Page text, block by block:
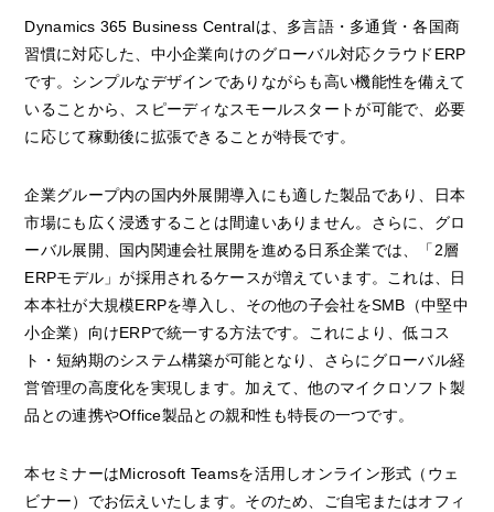
Dynamics 365 Business Centralは、多言語・多通貨・各国商
習慣に対応した、中小企業向けのグローバル対応クラウドERP
です。シンプルなデザインでありながらも高い機能性を備えて
いることから、スピーディなスモールスタートが可能で、必要
に応じて稼動後に拡張できることが特長です。
企業グループ内の国内外展開導入にも適した製品であり、日本
市場にも広く浸透することは間違いありません。さらに、グロ
ーバル展開、国内関連会社展開を進める日系企業では、「2層
ERPモデル」が採用されるケースが増えています。これは、日
本本社が大規模ERPを導入し、その他の子会社をSMB（中堅中
小企業）向けERPで統一する方法です。これにより、低コス
ト・短納期のシステム構築が可能となり、さらにグローバル経
営管理の高度化を実現します。加えて、他のマイクロソフト製
品との連携やOffice製品との親和性も特長の一つです。
本セミナーはMicrosoft Teamsを活用しオンライン形式（ウェ
ビナー）でお伝えいたします。そのため、ご自宅またはオフィ